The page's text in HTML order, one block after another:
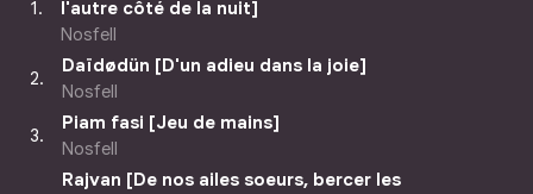
1.
l'autre côté de la nuit]
Nosfell
2.
Daïdødün [D'un adieu dans la joie]
Nosfell
3.
Piam fasi [Jeu de mains]
Nosfell
Rajvan [De nos ailes soeurs, bercer les